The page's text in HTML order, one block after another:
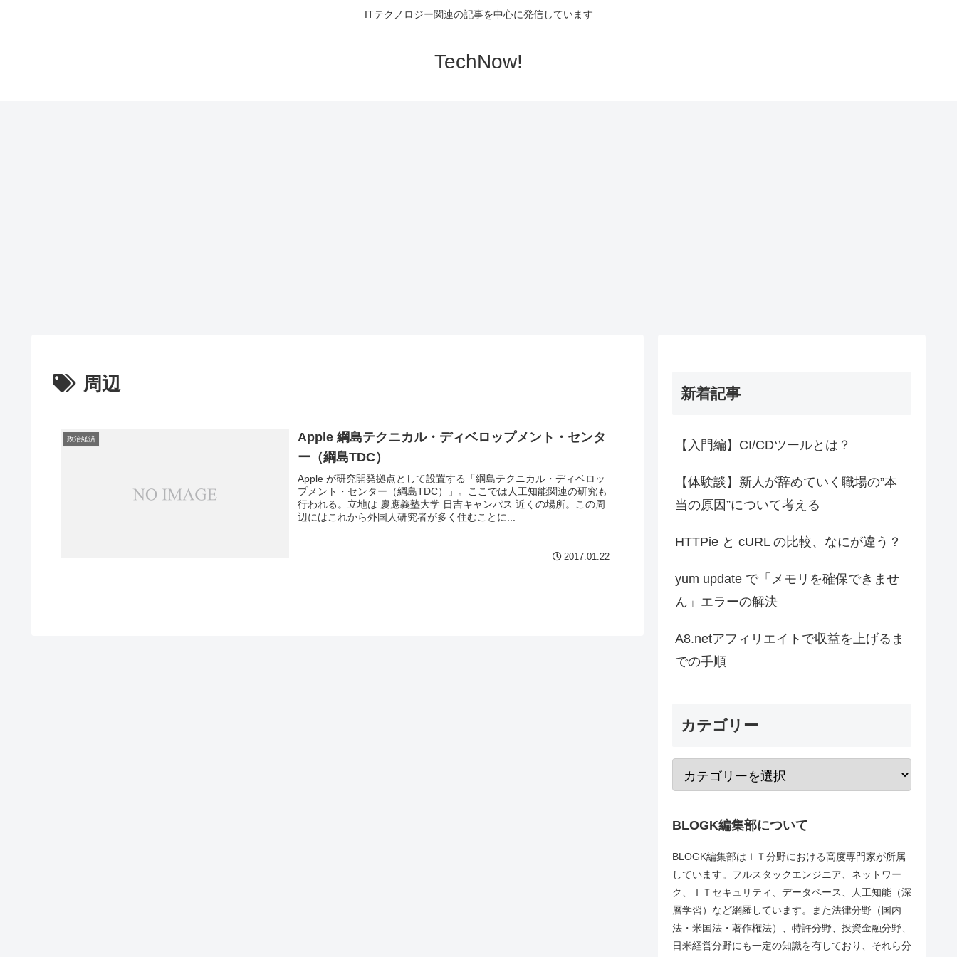
ITテクノロジー関連の記事を中心に発信しています
TechNow!
周辺
政治経済
Apple 綱島テクニカル・ディベロップメント・センタ
ー（綱島TDC）
Apple が研究開発拠点として設置する「綱島テクニカル・ディベロッ
プメント・センター（綱島TDC）」。ここでは人工知能関連の研究も
行われる。立地は 慶應義塾大学 日吉キャンパス 近くの場所。この周
辺にはこれから外国人研究者が多く住むことに...
2017.01.22
新着記事
【入門編】CI/CDツールとは？
【体験談】新人が辞めていく職場の”本
当の原因”について考える
HTTPie と cURL の比較、なにが違う？
yum update で「メモリを確保できませ
ん」エラーの解決
A8.netアフィリエイトで収益を上げるま
での手順
カテゴリー
BLOGK編集部について
BLOGK編集部はＩＴ分野における高度専門家が所属
しています。フルスタックエンジニア、ネットワー
ク、ＩＴセキュリティ、データベース、人工知能（深
層学習）など網羅しています。また法律分野（国内
法・米国法・著作権法）、特許分野、投資金融分野、
日米経営分野にも一定の知識を有しており、それら分